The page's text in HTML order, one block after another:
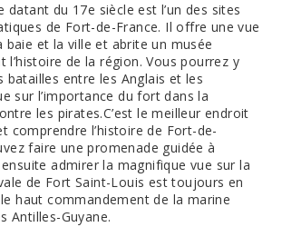
du 17e siècle est l’un des sites
de Fort-de-France. Il offre une vue
baie et la ville et abrite un musée
l’histoire de la région. Vous pourrez y
batailles entre les Anglais et les
sur l’importance du fort dans la
les pirates.C’est le meilleur endroit
comprendre l’histoire de Fort-de-
faire une promenade guidée à
admirer la magnifique vue sur la
de Fort Saint-Louis est toujours en
haut commandement de la marine
Antilles-Guyane.